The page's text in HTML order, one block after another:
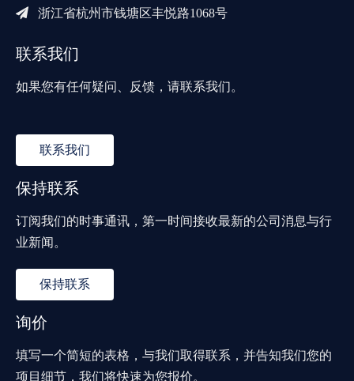
 浙江省杭州市钱塘区丰悦路1068号
联系我们
如果您有任何疑问、反馈，请联系我们。
联系我们
保持联系
订阅我们的时事通讯，第一时间接收最新的公司消息与行
业新闻。
保持联系
询价
填写一个简短的表格，与我们取得联系，并告知我们您的
项目细节，我们将快速为您报价。